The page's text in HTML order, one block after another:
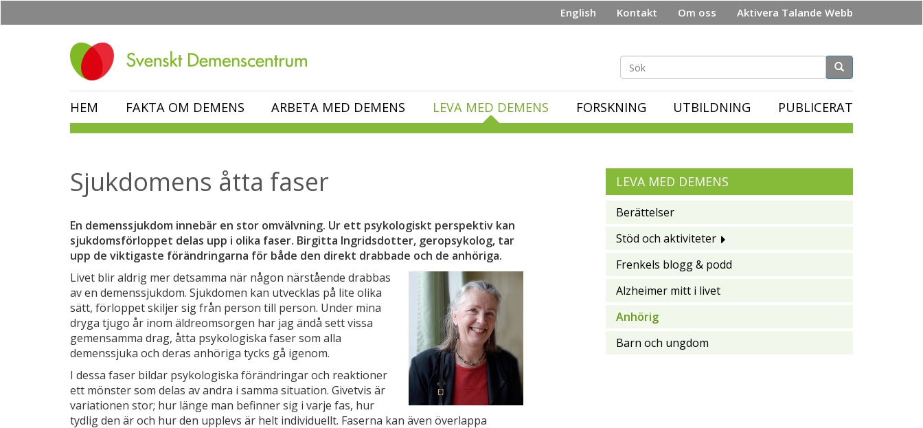
English Kontakt Om oss Aktivera Talande Webb
Sökformulär
HEM FAKTA OM DEMENS ARBETA MED DEMENS LEVA MED DEMENS FORSKNING UTBILDNING PUBLICERAT
Sjukdomens åtta faser
En demenssjukdom innebär en stor omvälvning. Ur ett psykologiskt perspektiv kan
sjukdomsförloppet delas upp i olika faser. Birgitta Ingridsdotter, geropsykolog, tar
upp de viktigaste förändringarna för både den direkt drabbade och de anhöriga.
Livet blir aldrig mer detsamma när någon närstående drabbas
av en demenssjukdom. Sjukdomen kan utvecklas på lite olika
sätt, förloppet skiljer sig från person till person. Under mina
dryga tjugo år inom äldreomsorgen har jag ändå sett vissa
gemensamma drag, åtta psykologiska faser som alla
demenssjuka och deras anhöriga tycks gå igenom.
I dessa faser bildar psykologiska förändringar och reaktioner
ett mönster som delas av andra i samma situation. Givetvis är
variationen stor; hur länge man befinner sig i varje fas, hur
tydlig den är och hur den upplevs är helt individuellt. Faserna kan även överlappa
LEVA MED DEMENS
Berättelser
Stöd och aktiviteter
Frenkels blogg & podd
Alzheimer mitt i livet
Anhörig
Barn och ungdom